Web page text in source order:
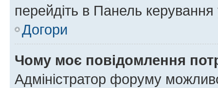
перейдіть в Панель керування
Догори
Чому моє повідомлення
Адміністратор форуму